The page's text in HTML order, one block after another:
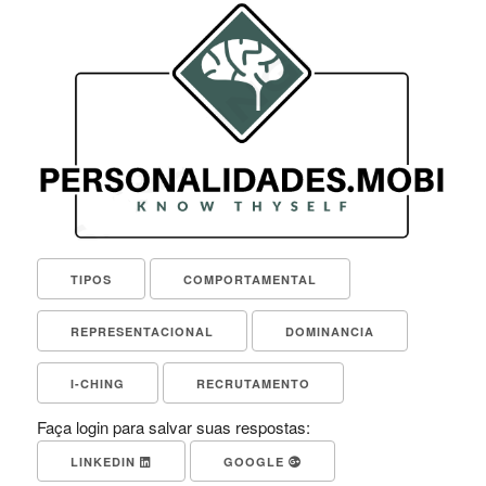
TIPOS COMPORTAMENTAL
REPRESENTACIONAL DOMINANCIA
I-CHING RECRUTAMENTO
Faça login para salvar suas respostas:
LINKEDIN GOOGLE